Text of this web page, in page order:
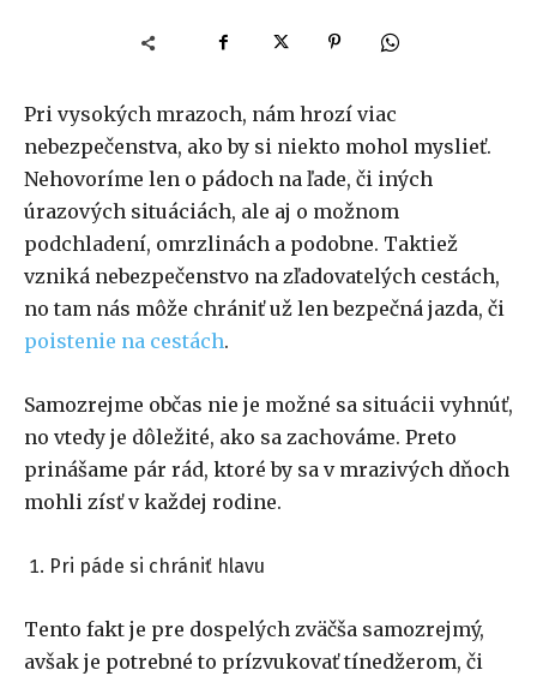
Pri vysokých mrazoch, nám hrozí viac
nebezpečenstva, ako by si niekto mohol myslieť.
Nehovoríme len o pádoch na ľade, či iných
úrazových situáciách, ale aj o možnom
podchladení, omrzlinách a podobne. Taktiež
vzniká nebezpečenstvo na zľadovatelých cestách,
no tam nás môže chrániť už len bezpečná jazda, či
poistenie na cestách.
Samozrejme občas nie je možné sa situácii vyhnúť,
no vtedy je dôležité, ako sa zachováme. Preto
prinášame pár rád, ktoré by sa v mrazivých dňoch
mohli zísť v každej rodine.
Pri páde si chrániť hlavu
Tento fakt je pre dospelých zväčša samozrejmý,
avšak je potrebné to prízvukovať tínedžerom, či